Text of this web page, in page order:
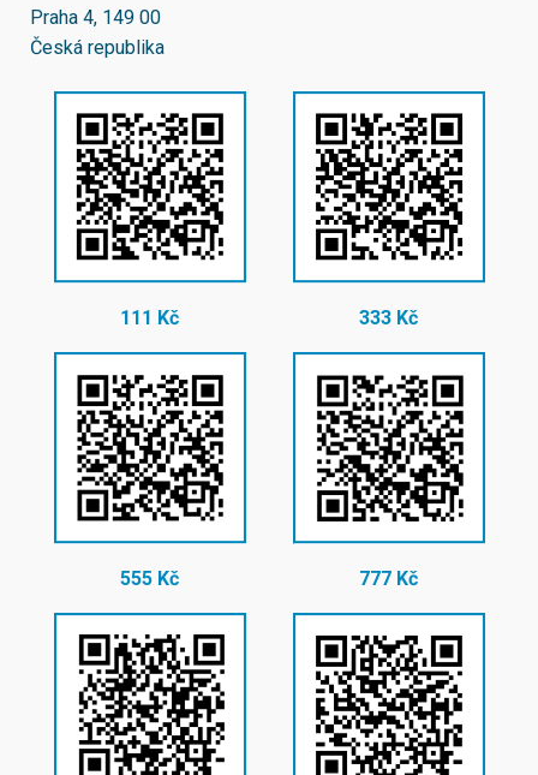
Praha 4, 149 00
Česká republika
111 Kč 333 Kč
555 Kč 777 Kč